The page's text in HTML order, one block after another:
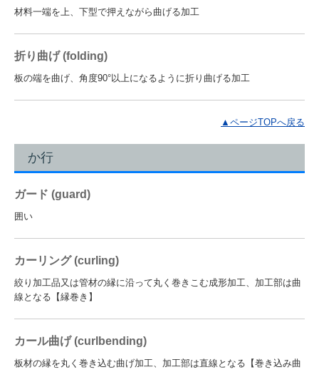
材料一端を上、下型で押えながら曲げる加工
折り曲げ (folding)
板の端を曲げ、角度90°以上になるように折り曲げる加工
▲ページTOPへ戻る
か行
ガード (guard)
囲い
カーリング (curling)
絞り加工品又は管材の縁に沿って丸く巻きこむ成形加工、加工部は曲
線となる【縁巻き】
カール曲げ (curlbending)
板材の縁を丸く巻き込む曲げ加工、加工部は直線となる【巻き込み曲